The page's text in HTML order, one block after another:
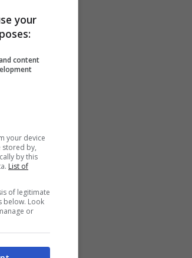
your
content
your device
stored by,
by this
List of
of legitimate
below. Look
or